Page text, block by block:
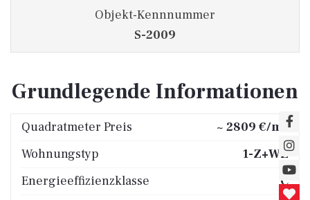
Objekt-Kennnummer
S-2009
Grundlegende Informationen
Quadratmeter Preis ~ 2809 €/m 2
Wohnungstyp
1-Z+WZ
Energieeffizienzklasse
C